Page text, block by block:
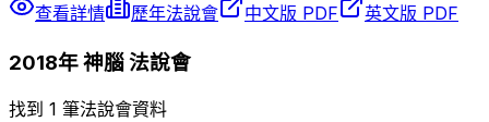
查看詳情
歷年法說會 中文版 PDF 英文版 PDF
2018年神腦法說會
找到 1 筆法說會資料